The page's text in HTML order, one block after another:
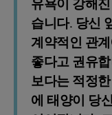
유욕이 강해
습니다. 당신
계약적인 관
좋다고 권유
보다는 적정
에 태양이 당